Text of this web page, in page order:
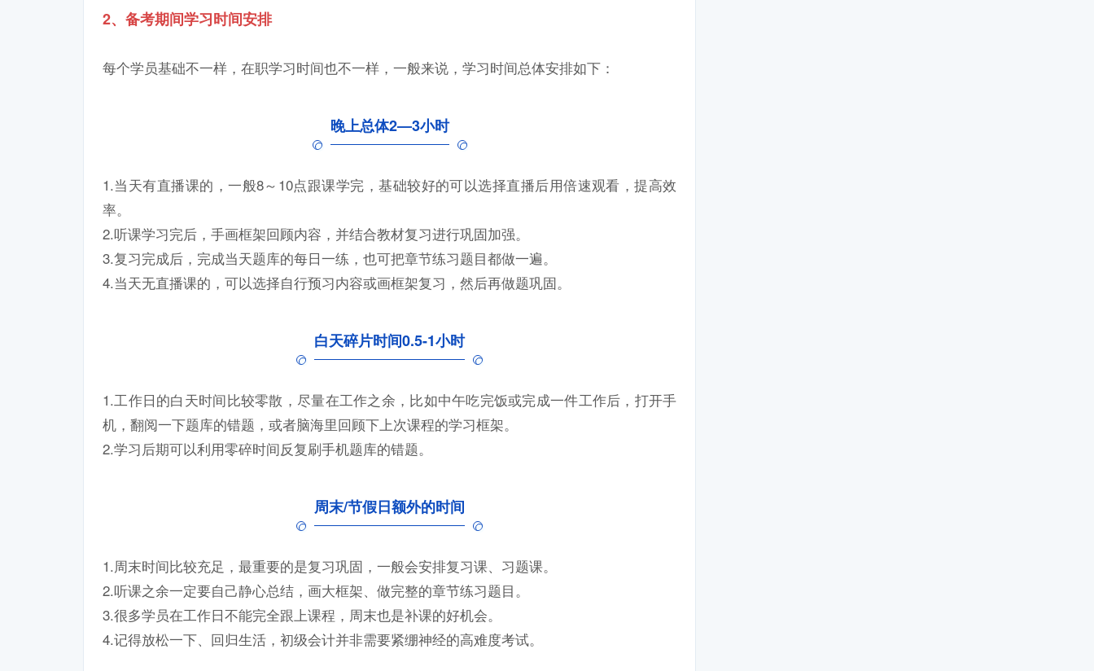
2、备考期间学习时间安排
每个学员基础不一样，在职学习时间也不一样，一般来说，学习时间总体安排如下：
晚上总体2—3小时
1.当天有直播课的，一般8～10点跟课学完，基础较好的可以选择直播后用倍速观看，提高效
率。
2.听课学习完后，手画框架回顾内容，并结合教材复习进行巩固加强。
3.复习完成后，完成当天题库的每日一练，也可把章节练习题目都做一遍。
4.当天无直播课的，可以选择自行预习内容或画框架复习，然后再做题巩固。
白天碎片时间0.5-1小时
1.工作日的白天时间比较零散，尽量在工作之余，比如中午吃完饭或完成一件工作后，打开手
机，翻阅一下题库的错题，或者脑海里回顾下上次课程的学习框架。
2.学习后期可以利用零碎时间反复刷手机题库的错题。
周末/节假日额外的时间
1.周末时间比较充足，最重要的是复习巩固，一般会安排复习课、习题课。
2.听课之余一定要自己静心总结，画大框架、做完整的章节练习题目。
3.很多学员在工作日不能完全跟上课程，周末也是补课的好机会。
4.记得放松一下、回归生活，初级会计并非需要紧绷神经的高难度考试。